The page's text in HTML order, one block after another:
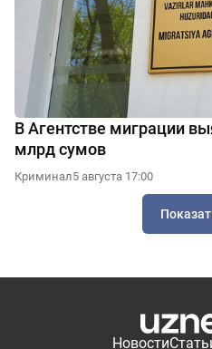
В Агентстве миграции
млрд сумов
Криминал5 августа 17:00
Новости